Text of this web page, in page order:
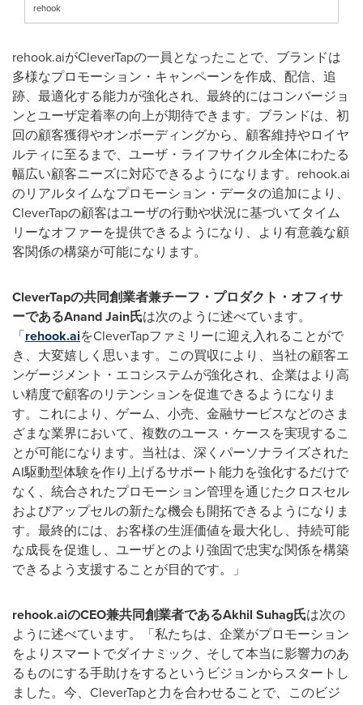
rehook
rehook.aiがCleverTapの一員となったことで、ブランドは
多様なプロモーション・キャンペーンを作成、配信、追
跡、最適化する能力が強化され、最終的にはコンバージョ
ンとユーザ定着率の向上が期待できます。ブランドは、初
回の顧客獲得やオンボーディングから、顧客維持やロイヤ
ルティに至るまで、ユーザ・ライフサイクル全体にわたる
幅広い顧客ニーズに対応できるようになります。rehook.ai
のリアルタイムなプロモーション・データの追加により、
CleverTapの顧客はユーザの行動や状況に基づいてタイム
リーなオファーを提供できるようになり、より有意義な顧
客関係の構築が可能になります。
CleverTapの共同創業者兼チーフ・プロダクト・オフィサ
ーであるAnand Jain氏は次のように述べています。
「rehook.aiをCleverTapファミリーに迎え入れることがで
き、大変嬉しく思います。この買収により、当社の顧客エ
ンゲージメント・エコシステムが強化され、企業はより高
い精度で顧客のリテンションを促進できるようになりま
す。これにより、ゲーム、小売、金融サービスなどのさま
ざまな業界において、複数のユース・ケースを実現するこ
とが可能になります。当社は、深くパーソナライズされた
AI駆動型体験を作り上げるサポート能力を強化するだけで
なく、統合されたプロモーション管理を通じたクロスセル
およびアップセルの新たな機会も開拓できるようになりま
す。最終的には、お客様の生涯価値を最大化し、持続可能
な成長を促進し、ユーザとのより強固で忠実な関係を構築
できるよう支援することが目的です。」
rehook.aiのCEO兼共同創業者であるAkhil Suhag氏は次の
ように述べています。「私たちは、企業がプロモーション
をよりスマートでダイナミック、そして本当に影響力のあ
るものにする手助けをするというビジョンからスタートし
ました。今、CleverTapと力を合わせることで、このビジ